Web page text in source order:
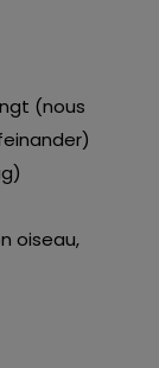
(nous
oiseau,